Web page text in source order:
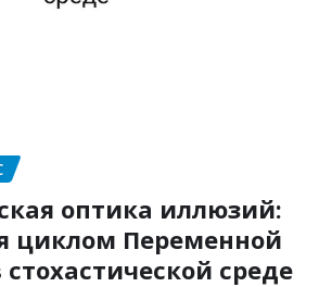
оптика иллюзий:
циклом Переменной
среде